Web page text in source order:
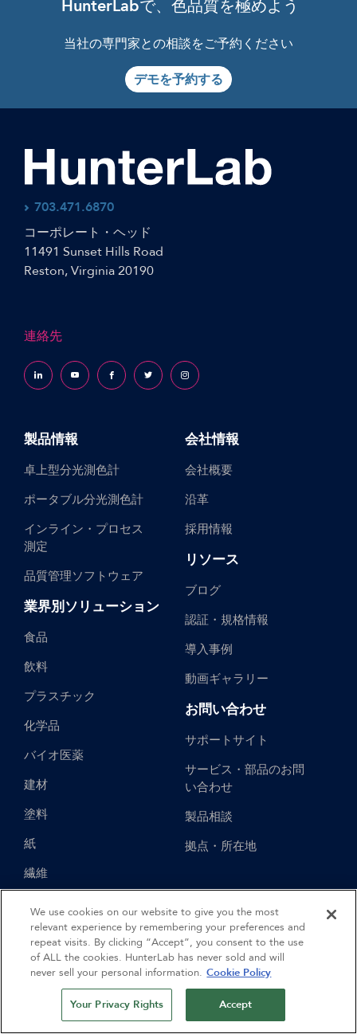
HunterLabで、色品質を極めよう
当社の専門家との相談をご予約ください
デモを予約する
703.471.6870
コーポレート・ヘッド
11491 Sunset Hills Road
Reston, Virginia 20190
連絡先
Follow us on LinkedInFollow us on YouTubeFollow us on Facebook
Follow us on X (formerly Twitter)
Follow us on Instagram
製品情報
卓上型分光測色計
ポータブル分光測色計
インライン・プロセス
測定
品質管理ソフトウェア
業界別ソリューション
食品
飲料
プラスチック
化学品
バイオ医薬
建材
塗料
紙
繊維
技術情報
アプリケーションノー
ト
色測定用語集
会社情報
会社概要
沿革
採用情報
リソース
ブログ
認証・規格情報
導入事例
動画ギャラリー
お問い合わせ
サポートサイト
サービス・部品のお問
い合わせ
製品相談
拠点・所在地
We use cookies on our website to give you the most
relevant experience by remembering your preferences and
repeat visits. By clicking “Accept”, you consent to the use
of ALL the cookies. HunterLab has never sold and will
never sell your personal information. Cookie Policy
Your Privacy Rights Accept